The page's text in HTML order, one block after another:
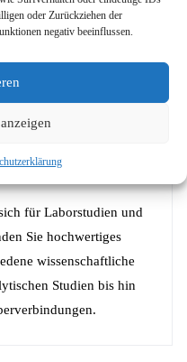
oder Zurückziehen der
negativ beeinflussen.
zu Silver?
für Laborstudien und
Sie hochwertiges
wissenschaftliche
Studien bis hin